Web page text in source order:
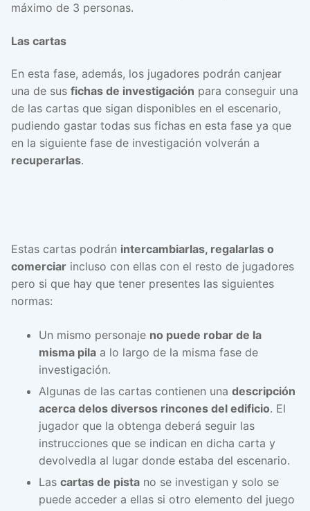
máximo de 3 personas.
Las cartas
En esta fase, además, los jugadores podrán canjear
una de sus fichas de investigación para conseguir una
de las cartas que sigan disponibles en el escenario,
pudiendo gastar todas sus fichas en esta fase ya que
en la siguiente fase de investigación volverán a
recuperarlas.
Estas cartas podrán intercambiarlas, regalarlas o
comerciar incluso con ellas con el resto de jugadores
pero si que hay que tener presentes las siguientes
normas:
Un mismo personaje no puede robar de la
misma pila a lo largo de la misma fase de
investigación.
Algunas de las cartas contienen una descripción
acerca delos diversos rincones del edificio. El
jugador que la obtenga deberá seguir las
instrucciones que se indican en dicha carta y
devolvedla al lugar donde estaba del escenario.
Las cartas de pista no se investigan y solo se
puede acceder a ellas si otro elemento del juego